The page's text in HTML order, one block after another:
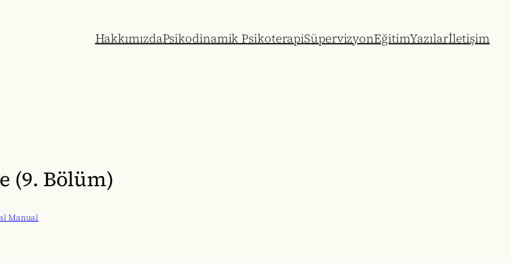
HakkımızdaPsikodinamik PsikoterapiSüpervizyonEğitimYazılarİletişim
(9. Bölüm)
Manual